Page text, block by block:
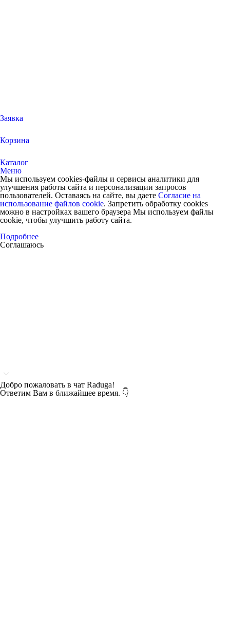
Заявка
Корзина
Каталог
Меню
Мы используем cookies-файлы и сервисы аналитики для
улучшения работы сайта и персонализации запросов
пользователей. Оставаясь на сайте, вы даете Согласие на
использование файлов cookie. Запретить обработку cookies
можно в настройках вашего браузера Мы используем файлы
cookie, чтобы улучшить работу сайта.
Подробнее
Соглашаюсь
Добро пожаловать в чат Raduga!
Ответим Вам в ближайшее время. 👇